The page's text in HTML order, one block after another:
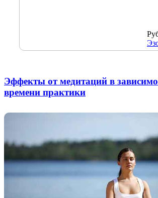
Эффекты от медитаций в
времени практики